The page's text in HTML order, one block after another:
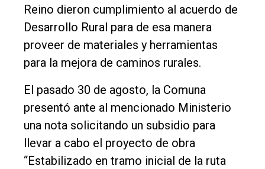
Cultura
Entrevistas
Rural
Fúnebres
Edición
Empresa
Nosotros
Reino dieron cumplimiento al acuerdo de
Desarrollo Rural para de esa manera
proveer de materiales y herramientas
para la mejora de caminos rurales.
El pasado 30 de agosto, la Comuna
presentó ante al mencionado Ministerio
una nota solicitando un subsidio para
llevar a cabo el proyecto de obra
“Estabilizado en tramo inicial de la ruta